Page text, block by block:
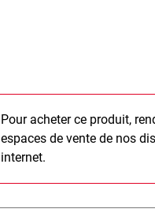
Pour acheter ce produit,
espaces de vente de nos
internet.